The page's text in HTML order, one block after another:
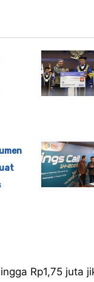
Rp1,75 juta